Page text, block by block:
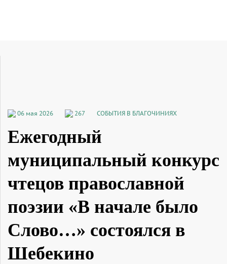
06 мая 2026 267 СОБЫТИЯ В БЛАГОЧИНИЯХ
Ежегодный
муниципальный конкурс
чтецов православной
поэзии «В начале было
Слово…» состоялся в
Шебекино